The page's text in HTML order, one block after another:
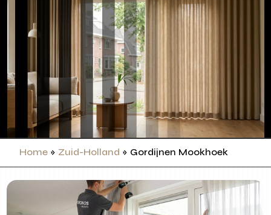
Home» Zuid-Holland » Gordijnen Mookhoek